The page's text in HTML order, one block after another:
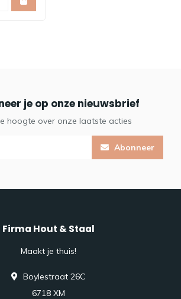
je op onze nieuwsbrief
hoogte over onze laatste acties
Abonneer
Firma Hout & Staal
Maakt je thuis!
Boylestraat 26C
6718 XM